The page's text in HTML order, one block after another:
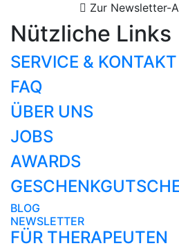
Zur Newsletter-
Nützliche Links
SERVICE & KONTAKT
FAQ
ÜBER UNS
JOBS
AWARDS
BLOG
NEWSLETTER
FÜR THERAPEUTEN